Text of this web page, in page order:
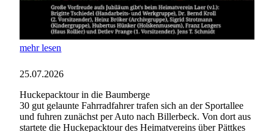
mehr lesen
25.07.2026
Huckepacktour in die Baumberge
30 gut gelaunte Fahrradfahrer trafen sich an der Sportallee
und fuhren zunächst per Auto nach Billerbeck. Von dort aus
startete die Huckepacktour des Heimatvereins über Pättkes